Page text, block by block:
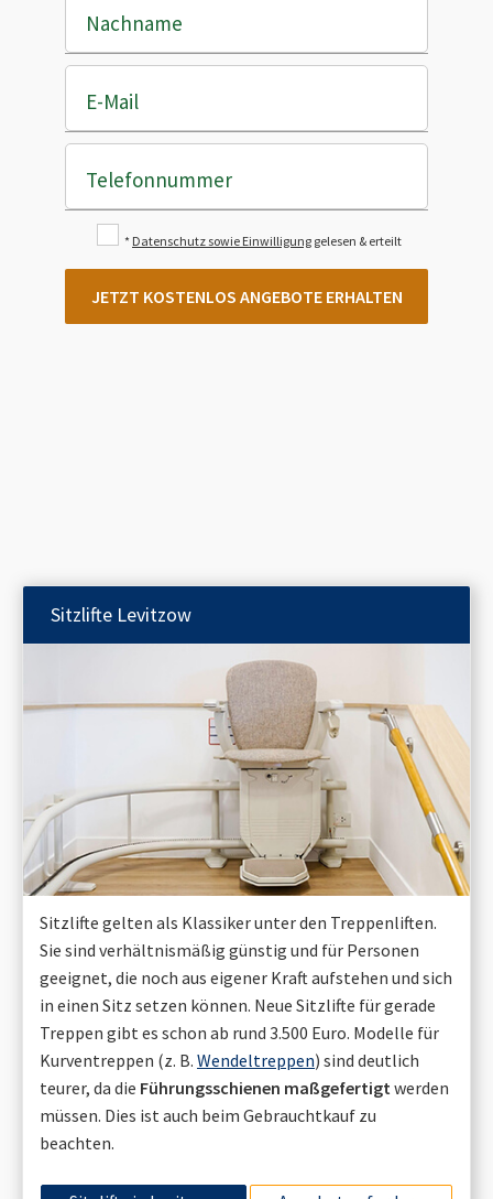
Nachname
E-Mail
Telefonnummer
* Datenschutz sowie Einwilligung gelesen & erteilt
JETZT KOSTENLOS ANGEBOTE ERHALTEN
Sitzlifte Levitzow
Sitzlifte gelten als Klassiker unter den Treppenliften.
Sie sind verhältnismäßig günstig und für Personen
geeignet, die noch aus eigener Kraft aufstehen und sich
in einen Sitz setzen können. Neue Sitzlifte für gerade
Treppen gibt es schon ab rund 3.500 Euro. Modelle für
Kurventreppen (z. B. Wendeltreppen) sind deutlich
teurer, da die Führungsschienen maßgefertigt werden
müssen. Dies ist auch beim Gebrauchtkauf zu
beachten.